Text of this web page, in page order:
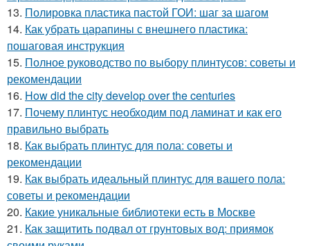
13. Полировка пластика пастой ГОИ: шаг за шагом
14. Как убрать царапины с внешнего пластика:
пошаговая инструкция
15. Полное руководство по выбору плинтусов: советы и
рекомендации
16. How did the city develop over the centuries
17. Почему плинтус необходим под ламинат и как его
правильно выбрать
18. Как выбрать плинтус для пола: советы и
рекомендации
19. Как выбрать идеальный плинтус для вашего пола:
советы и рекомендации
20. Какие уникальные библиотеки есть в Москве
21. Как защитить подвал от грунтовых вод: приямок